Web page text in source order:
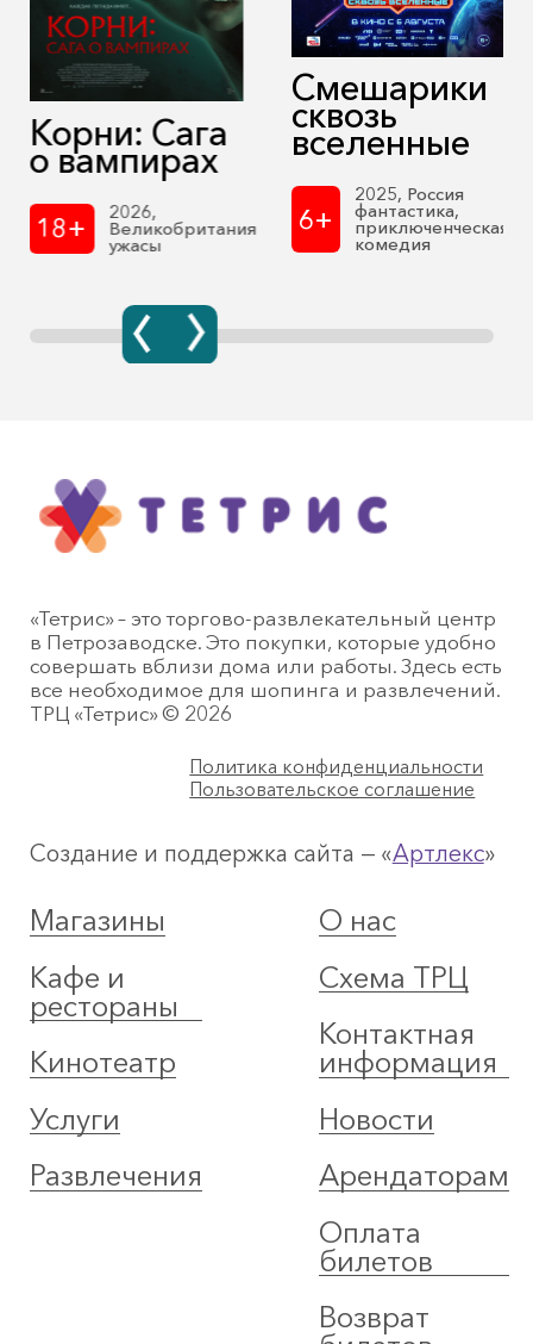
Корни: Сага
о вампирах
18+ 2026,
Великобритания
ужасы
Смешарики
сквозь
вселенные
6+
2025, Россия
фантастика,
приключенческая
комедия
«Тетрис» – это торгово-развлекательный центр
в Петрозаводске. Это покупки, которые удобно
совершать вблизи дома или работы. Здесь есть
все необходимое для шопинга и развлечений.
ТРЦ «Тетрис» © 2026
Политика конфиденциальности
Пользовательское соглашение
Создание и поддержка сайта — «Артлекс»
Магазины
Кафе и
рестораны
Кинотеатр
Услуги
Развлечения
О нас
Схема ТРЦ
Контактная
информация
Новости
Арендаторам
Оплата
билетов
Возврат